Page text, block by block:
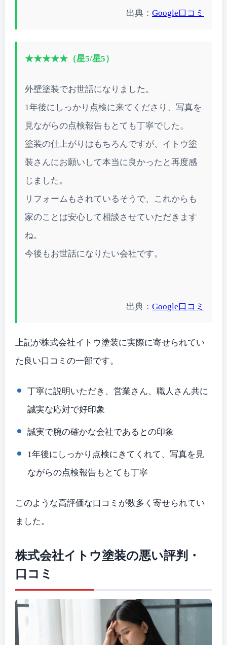
出典： Google口コミ
★★★★★（星5/星5）
外壁塗装でお世話になりました。
1年後にしっかり点検に来てくださり、写真を
見ながらの点検報告もとても丁寧でした。
塗装の仕上がりはもちろんですが、イトウ塗
装さんにお願いして本当に良かったと再度感
じました。
リフォームもされているそうで、これからも
家のことは安心して相談させていただきます
ね。
今後もお世話になりたい会社です。
出典： Google口コミ
上記が株式会社イトウ塗装に実際に寄せられてい
た良い口コミの一部です。
丁寧に説明いただき、営業さん、職人さん共に
誠実な応対で好印象
誠実で腕の確かな会社であるとの印象
1年後にしっかり点検にきてくれて、写真を見
ながらの点検報告もとても丁寧
このような高評価な口コミが数多く寄せられてい
ました。
株式会社イトウ塗装の悪い評判・
口コミ